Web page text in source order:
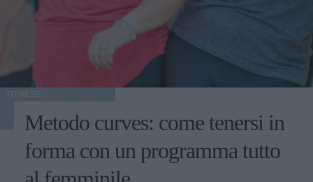
Metodo curves: come tenersi in
forma con un programma tutto